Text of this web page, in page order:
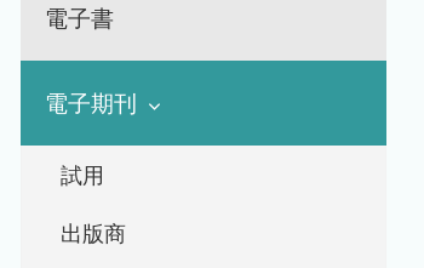
電子書
電子期刊
試用
出版商